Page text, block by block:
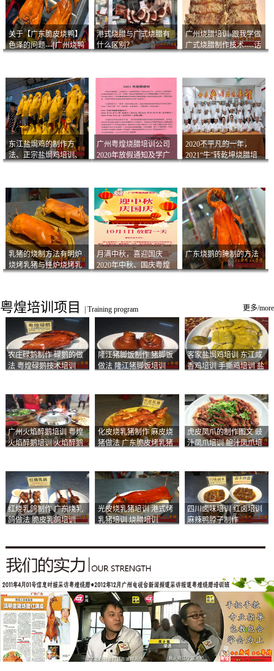
关于【广东脆皮烧鸭】
色泽的问题---[广州烧鸭
港式烧腊与广式烧腊有
什么区别？
广州烧腊培训-跟我学做
广式烧腊制作技术----话
东江盐焗鸡的制作方
法、正宗盐焗鸡培训、
广州粤煌烧腊培训公司
2020年放假通知及学广
2020不平凡的一年，
2021“牛”转乾坤烧腊培
乳猪的烧制方法有明炉
烧烤乳猪与挂炉烧烤乳
月满中秋，喜迎国庆
2020年中秋、国庆粤煌
广东烧鹅的腌制的方法
粤煌培训项目 Training program 更多/more
农庄碌鹅制作 碌鹅的做
法 粤煌碌鹅技术培训
隆江猪脚饭制作 猪脚饭
做法 隆江猪脚饭培训
客家盐焗鸡培训 东江咸
香鸡培训 手撕鸡培训 盐
广州火焰醉鹅培训 粤煌
火焰醉鹅培训 火焰醉鹅
化皮烧乳猪制作 麻皮烧
猪做法 广东脆皮烤乳猪
虎皮凤爪的制作图文 豉
汁凤爪培训 鲍汁凤爪培
红烧乳鸽制作 广东烧乳
鸽做法 脆皮乳鸽培训
光皮烧乳猪培训 港式烤
乳猪培训 烧腊培训
四川卤味培训 红卤培训
麻辣鸭脖子制作